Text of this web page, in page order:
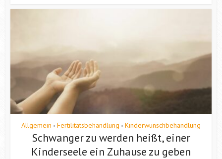
Allgemein • Fertilitätsbehandlung • Kinderwunschbehandlung
Schwanger zu werden heißt, einer
Kinderseele ein Zuhause zu geben